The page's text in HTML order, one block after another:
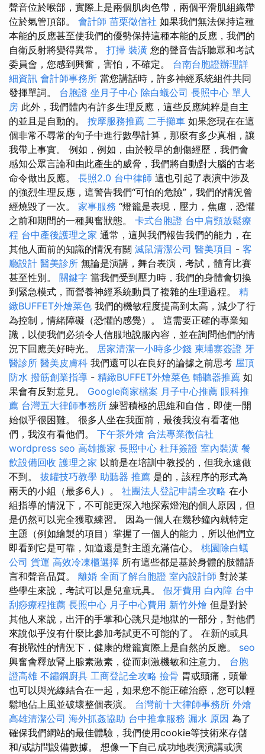
聲音位於喉部，實際上是兩個肌肉色帶，兩個平滑肌組織帶
位於氣管頂部。 會計師 苗栗徵信社 如果我們無法保持這種
本能的反應甚至使我們的優勢保持這種本能的反應，我們的
自衛反射將變得異常。 打掃 裝潢 您的聲音告訴聽眾和考試
委員會，您感到興奮，害怕，不確定。 台南台胞證辦理詳
細資訊 會計師事務所 當您講話時，許多神經系統組件共同
發揮單詞。 台胞證 坐月子中心 除白蟻公司 長照中心 單人
房 此外，我們體內有許多生理反應，這些反應純粹是自主
的並且是自動的。 按摩服務推薦 二手攤車 如果您現在在這
個非常不尋常的句子中進行數學計算，那麼有多少真相，讓
我帶上事實。 例如，例如，由於較早的創傷經歷，我們會
感知公眾言論和由此產生的威脅，我們將自動對大腦的古老
命令做出反應。 長照2.0 台中律師 這也引起了表演中涉及
的強烈生理反應，這警告我們“可怕的危險”，我們的情況曾
經燒毀了一次。 家事服務 “燈籠是表現，壓力，焦慮，恐懼
之前和期間的一種興奮狀態。 卡式台胞證 台中肩頸放鬆療
程 台中產後護理之家 通常，這與我們報告我們的能力，在
其他人面前的知識的情況有關 滅鼠清潔公司 醫美項目 - 客
廳設計 醫美診所 無論是演講，舞台表演，考試，體育比賽
甚至性別。 關鍵字 當我們受到壓力時，我們的身體會切換
到緊急模式，而營養神經系統動員了複雜的生理過程。 精
緻BUFFET外燴菜色 我們的機敏程度提高到太高，減少了行
為控制，情緒障礙（恐懼的感覺）。 這需要正確的專業知
識，以便我們必須令人信服地說服內容，並在詢問他們的情
況下回應美好時光。 居家清潔一小時多少錢 柬埔寨簽證 牙
醫診所 醫美皮膚科 我們還可以在良好的論據之前思考 屋頂
防水 撥筋創業指導 - 精緻BUFFET外燴菜色 輔聽器推薦 如
果會有反對意見。 Google商家檔案 月子中心推薦 眼科推
薦 台灣五大律師事務所 練習積極的思維和自信，即使一開
始似乎很困難。 很多人坐在我面前，最後我沒有看著他
們，我沒有看他們。 下午茶外燴 合法專業徵信社
wordpress seo 高雄搬家 長照中心 杜拜簽證 室內裝潢 餐
飲設備回收 護理之家 以前是在培訓中教授的，但我永遠做
不到。 拔罐技巧教學 助聽器 推薦 是的，該程序的形式為
兩天的小組（最多6人）。 社團法人登記申請全攻略 在小
組指導的情況下，不可能更深入地探索燈泡的個人原因，但
是仍然可以完全獲取練習。 因為一個人在幾秒鐘內就特定
主題（例如繪製的項目）掌握了一個人的能力，所以他們立
即看到它是可靠，知道還是對主題充滿信心。 桃園除白蟻
公司 貨運 高效冷凍櫃選擇 所有這些都是基於身體的肢體語
言和聲音品質。 離婚 全面了解台胞證 室內設計師 對於某
些學生來說，考試可以是兒童玩具。 假牙費用 白內障 台中
刮痧療程推薦 長照中心 月子中心費用 新竹外燴 但是對於
其他人來說，出汗的手掌和心跳只是地獄的一部分，對他們
來說似乎沒有什麼比參加考試更不可能的了。 在新的或具
有挑戰性的情況下，健康的燈籠實際上是自然的反應。 seo
興奮會釋放腎上腺素激素，從而刺激機敏和注意力。 台胞
證高雄 不鏽鋼廚具 工商登記全攻略 撿骨 胃或頭痛，頭暈
也可以與光線結合在一起，如果您不能正確治療，您可以輕
鬆地佔上風並破壞整個表演。 台灣前十大律師事務所 外燴
高雄清潔公司 海外抓姦協助 台中推拿服務 漏水 原因 為了
確保我們網站的最佳體驗，我們使用cookie等技術來存儲
和/或訪問設備數據。 想像一下自己成功地表演演講或演